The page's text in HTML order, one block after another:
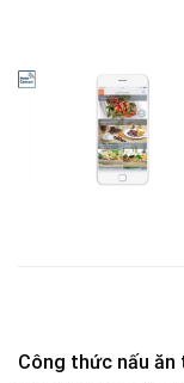
Công thức nấu ăn